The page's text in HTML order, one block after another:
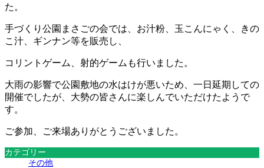
た。
手づくり公園まさごの会では、お汁粉、玉こんにゃく、きの
こ汁、ギンナン等を販売し、
コリントゲーム、射的ゲームも行いました。
大雨の影響で公園敷地の水はけが悪いため、一日延期しての
開催でしたが、大勢の皆さんに楽しんでいただけたようで
す。
ご参加、ご来場ありがとうございました。
カテゴリー
その他